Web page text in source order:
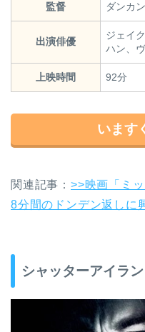
監督 ダンカ
出演俳優
ジェイ
ハン、
上映時間 92分
います
関連記事： >>映画「ミ
8分間のドンデン返しに
シャッターアイラ